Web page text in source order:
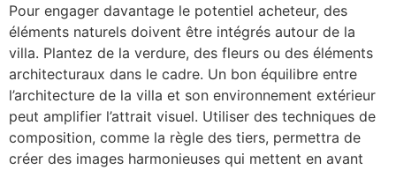
Pour engager davantage le potentiel acheteur, des
éléments naturels doivent être intégrés autour de la
villa. Plantez de la verdure, des fleurs ou des éléments
architecturaux dans le cadre. Un bon équilibre entre
l’architecture de la villa et son environnement extérieur
peut amplifier l’attrait visuel. Utiliser des techniques de
composition, comme la règle des tiers, permettra de
créer des images harmonieuses qui mettent en avant